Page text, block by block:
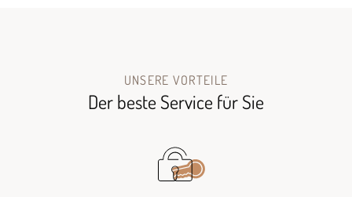
UNSERE VORTEILE
Der beste Service für Sie